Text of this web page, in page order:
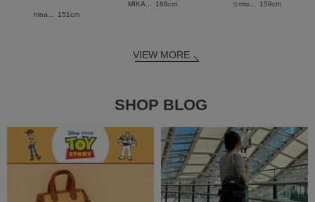
hina... 151cm
MIKA... 168cm ☆mis... 159cm
VIEW MORE
SHOP BLOG